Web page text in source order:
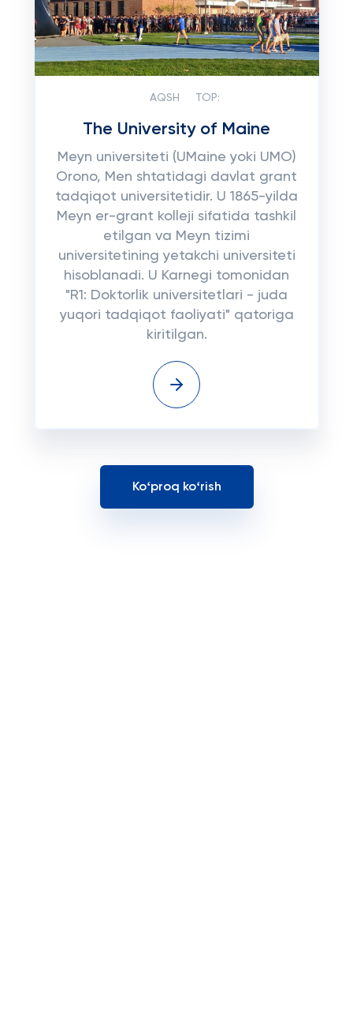
AQSH TOP:
The University of Maine
Meyn universiteti (UMaine yoki UMO)
Orono, Men shtatidagi davlat grant
tadqiqot universitetidir. U 1865-yilda
Meyn er-grant kolleji sifatida tashkil
etilgan va Meyn tizimi
universitetining yetakchi universiteti
hisoblanadi. U Karnegi tomonidan
"R1: Doktorlik universitetlari - juda
yuqori tadqiqot faoliyati" qatoriga
kiritilgan.
Koʻproq koʻrish